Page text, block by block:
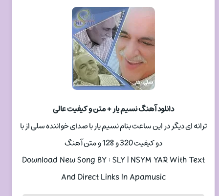
دانلود آهنگ نسیم یار + متن و کیفیت عالی
ترانه ای دیگر در این ساعت بنام نسیم یار با صدای خواننده سلی از با
دو کیفیت 320 و 128 و متن آهنگ
Download New Song BY : SLY | NSYM YAR With Text
And Direct Links In Apamusic